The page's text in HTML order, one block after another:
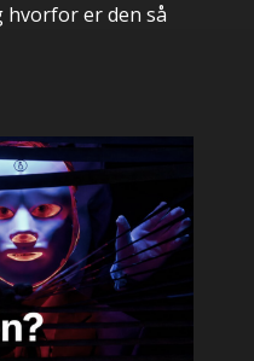
hvorfor er den så